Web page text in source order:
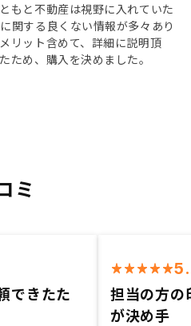
もと不動産は視野に入れていた
関する良くない情報が多々あり
リット含めて、詳細に説明頂
ため、購入を決めました。
ミ
できたた
担当の方の
が決め手